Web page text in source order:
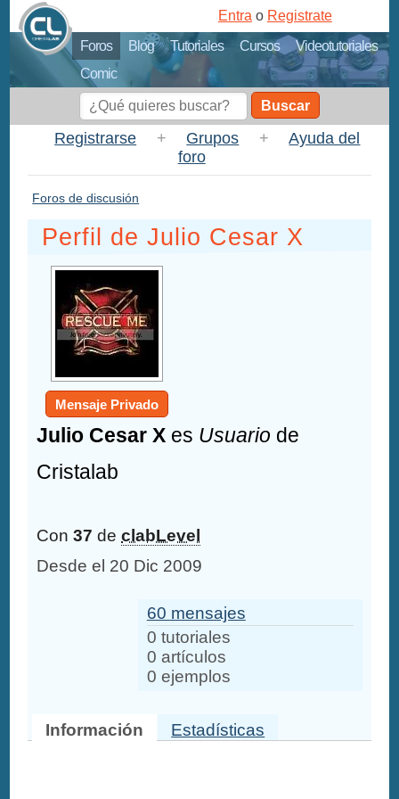
Foros Blog Tutoriales Cursos
Videotutoriales
Comic
Entra o Registrate
Buscar
Registrarse + Grupos +
Ayuda del
foro
Foros de discusión
Perfil de Julio Cesar X
Mensaje Privado
Julio Cesar X es Usuario de
Cristalab
Con37 declabLevel
Desde el 20 Dic 2009
60 mensajes
0 tutoriales
0 artículos
0 ejemplos
Información Estadísticas